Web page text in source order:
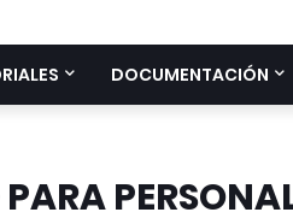
DOCUMENTACIÓN